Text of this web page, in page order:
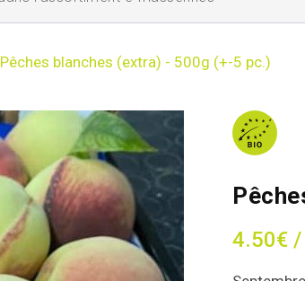
Pêches blanches (extra) - 500g (+-5 pc.)
4.50€ /